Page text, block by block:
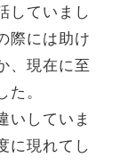
していまし
際には助け
、現在に至
た。
いしていま
に現れてし